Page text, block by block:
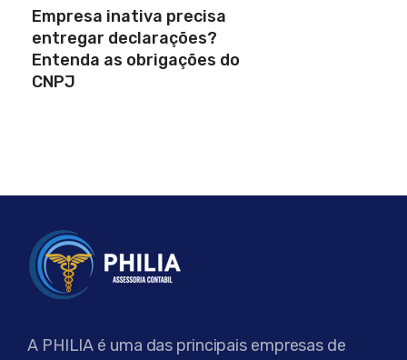
Empresa inativa precisa
entregar declarações?
Entenda as obrigações do
CNPJ
A PHILIA é uma das principais empresas de